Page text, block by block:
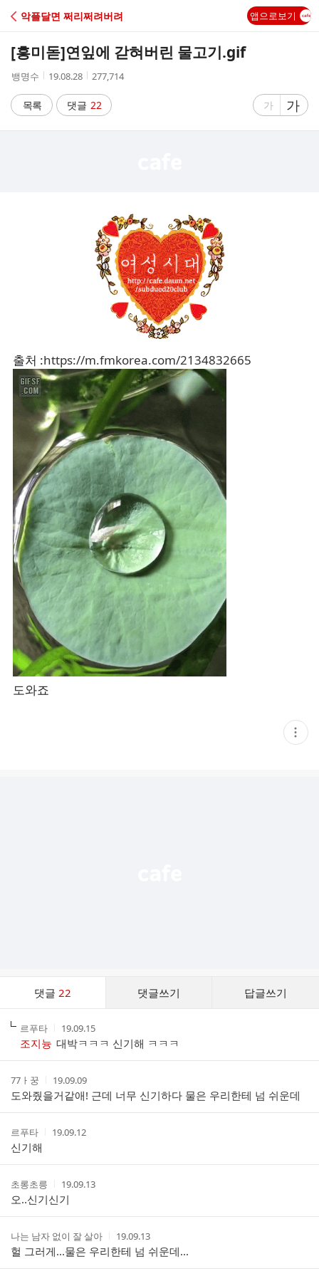
C
A
악플달면 쩌리쩌려버려 앱으로보기
[흥미돋]연잎에 갇혀버린 물고기.gif
작
자
뱅명수
작
시
간
19.08.28
조
수
277,714
목록 댓글 22
글
가
글
자
가
출처 :https://m.fmkorea.com/2134832665
도와죠
현
재
댓글22 댓글쓰기 답글쓰기
스
작
성
자
르푸타
작
성
시
간
19.09.15
조지늉 대박ㅋㅋㅋ 신기해 ㅋㅋㅋ
작
성
자
77ㅏ꿍
작
성
시
간
19.09.09
도와줬을거같애! 근데 너무 신기하다 물은 우리한테 넘 쉬운데
작
성
자
르푸타
작
간
19.09.12
신기해
작
성
자
초롱초릉
작
성
시
간
19.09.13
오..신기신기
작
성
자
나는 남자 없이 잘 살아
작
성
시
간
19.09.13
헐 그러게...물은 우리한테 넘 쉬운데...